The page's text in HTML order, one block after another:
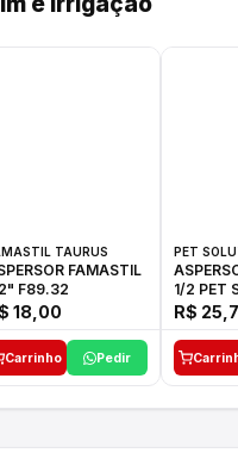
TAURUS
FAMASTIL
F89.32
18,00
Carrinho Pedir
PET
1/2 PET
R$